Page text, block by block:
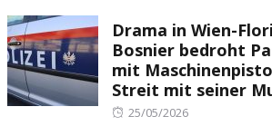
Drama in Wien-
Bosnier bedroht
mit
Streit mit seiner
Posted
25/05/2026